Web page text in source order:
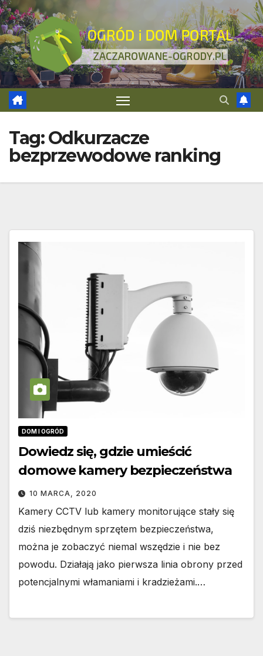
Skip
to
content
Tag:Odkurzacze
bezprzewodowe ranking
DOM I OGRÓD
Dowiedz się, gdzie umieścić
domowe kamery bezpieczeństwa
10 MARCA, 2020
Kamery CCTV lub kamery monitorujące stały się
dziś niezbędnym sprzętem bezpieczeństwa,
można je zobaczyć niemal wszędzie i nie bez
powodu. Działają jako pierwsza linia obrony przed
potencjalnymi włamaniami i kradzieżami.…